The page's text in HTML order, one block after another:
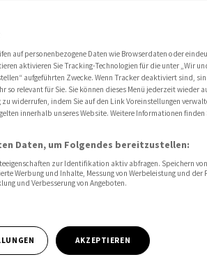
auf personenbezogene Daten wie Browserdaten oder
aktivieren Sie Tracking-Technologien für die unter „Wir
aufgeführten Zwecke. Wenn Tracker deaktiviert sind,
so relevant für Sie. Sie können dieses Menü jederzeit wieder
widerrufen, indem Sie auf den Link Voreinstellungen
innerhalb unseres Website. Weitere Informationen finden
Daten, um Folgendes bereitzustellen:
zur Identifikation aktiv abfragen. Speichern
Werbung und Inhalte, Messung von Werbeleistung und der
und Verbesserung von Angeboten.
AKZEPTIEREN